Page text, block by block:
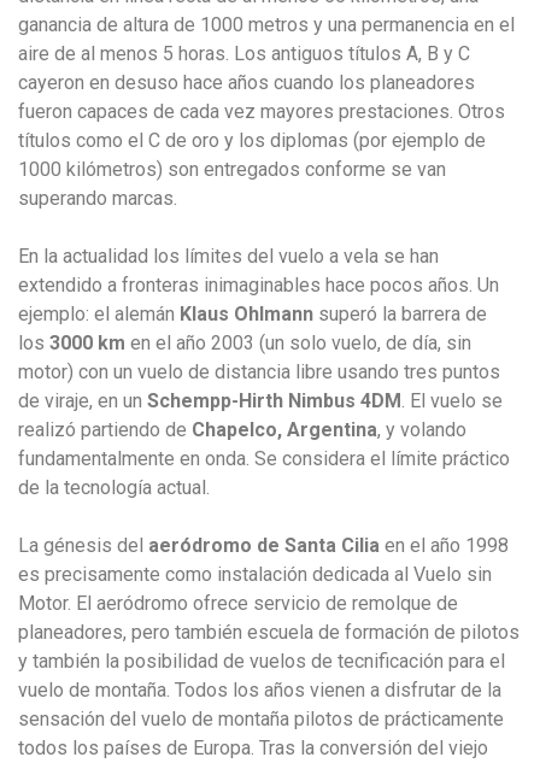
ganancia de altura de 1000 metros y una permanencia en el
aire de al menos 5 horas. Los antiguos títulos A, B y C
cayeron en desuso hace años cuando los planeadores
fueron capaces de cada vez mayores prestaciones. Otros
títulos como el C de oro y los diplomas (por ejemplo de
1000 kilómetros) son entregados conforme se van
superando marcas.
En la actualidad los límites del vuelo a vela se han
extendido a fronteras inimaginables hace pocos años. Un
ejemplo: el alemán Klaus Ohlmann superó la barrera de
los 3000 km en el año 2003 (un solo vuelo, de día, sin
motor) con un vuelo de distancia libre usando tres puntos
de viraje, en un Schempp-Hirth Nimbus 4DM . El vuelo se
realizó partiendo de Chapelco, Argentina, y volando
fundamentalmente en onda. Se considera el límite práctico
de la tecnología actual.
La génesis del aeródromo de Santa Cilia en el año 1998
es precisamente como instalación dedicada al Vuelo sin
Motor. El aeródromo ofrece servicio de remolque de
planeadores, pero también escuela de formación de pilotos
y también la posibilidad de vuelos de tecnificación para el
vuelo de montaña. Todos los años vienen a disfrutar de la
sensación del vuelo de montaña pilotos de prácticamente
todos los países de Europa. Tras la conversión del viejo